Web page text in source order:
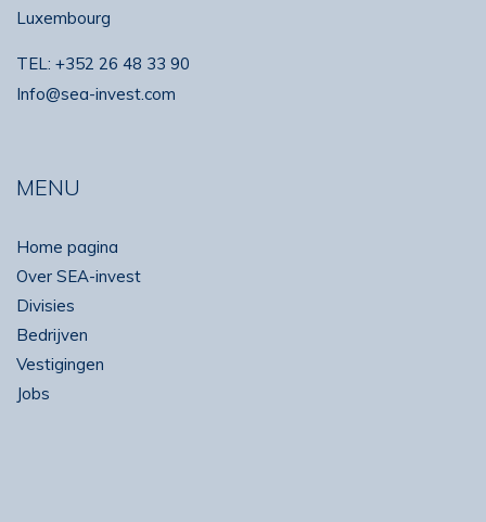
Luxembourg
TEL: +352 26 48 33 90
Info@sea-invest.com
MENU
Home pagina
Over SEA-invest
Divisies
Bedrijven
Vestigingen
Jobs